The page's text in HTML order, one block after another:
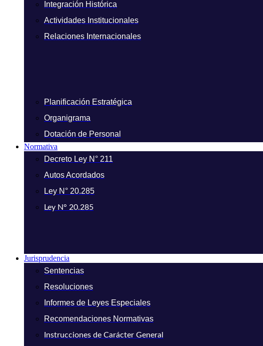
Integración Histórica
Actividades Institucionales
Relaciones Internacionales
Planificación Estratégica
Organigrama
Dotación de Personal
Normativa
Decreto Ley N° 211
Autos Acordados
Ley N° 20.285
Ley N° 20.285
Jurisprudencia
Sentencias
Resoluciones
Informes de Leyes Especiales
Recomendaciones Normativas
Instrucciones de Carácter General